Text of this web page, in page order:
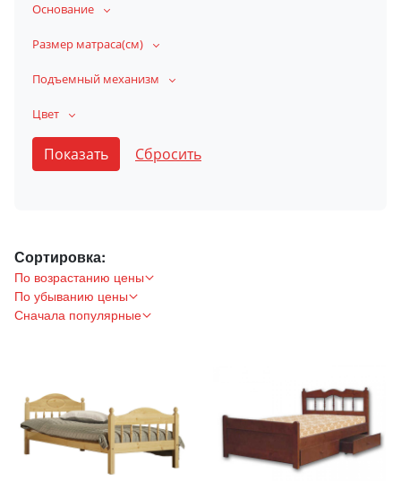
Основание
Размер матраса(см)
Подъемный механизм
Цвет
Сортировка:
По возрастанию цены
По убыванию цены
Сначала популярные